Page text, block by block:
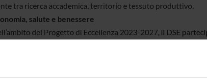
tra ricerca accademica, territorio e tessuto produttivo.
salute e benessere
del Progetto di Eccellenza 2023-2027, il DSE